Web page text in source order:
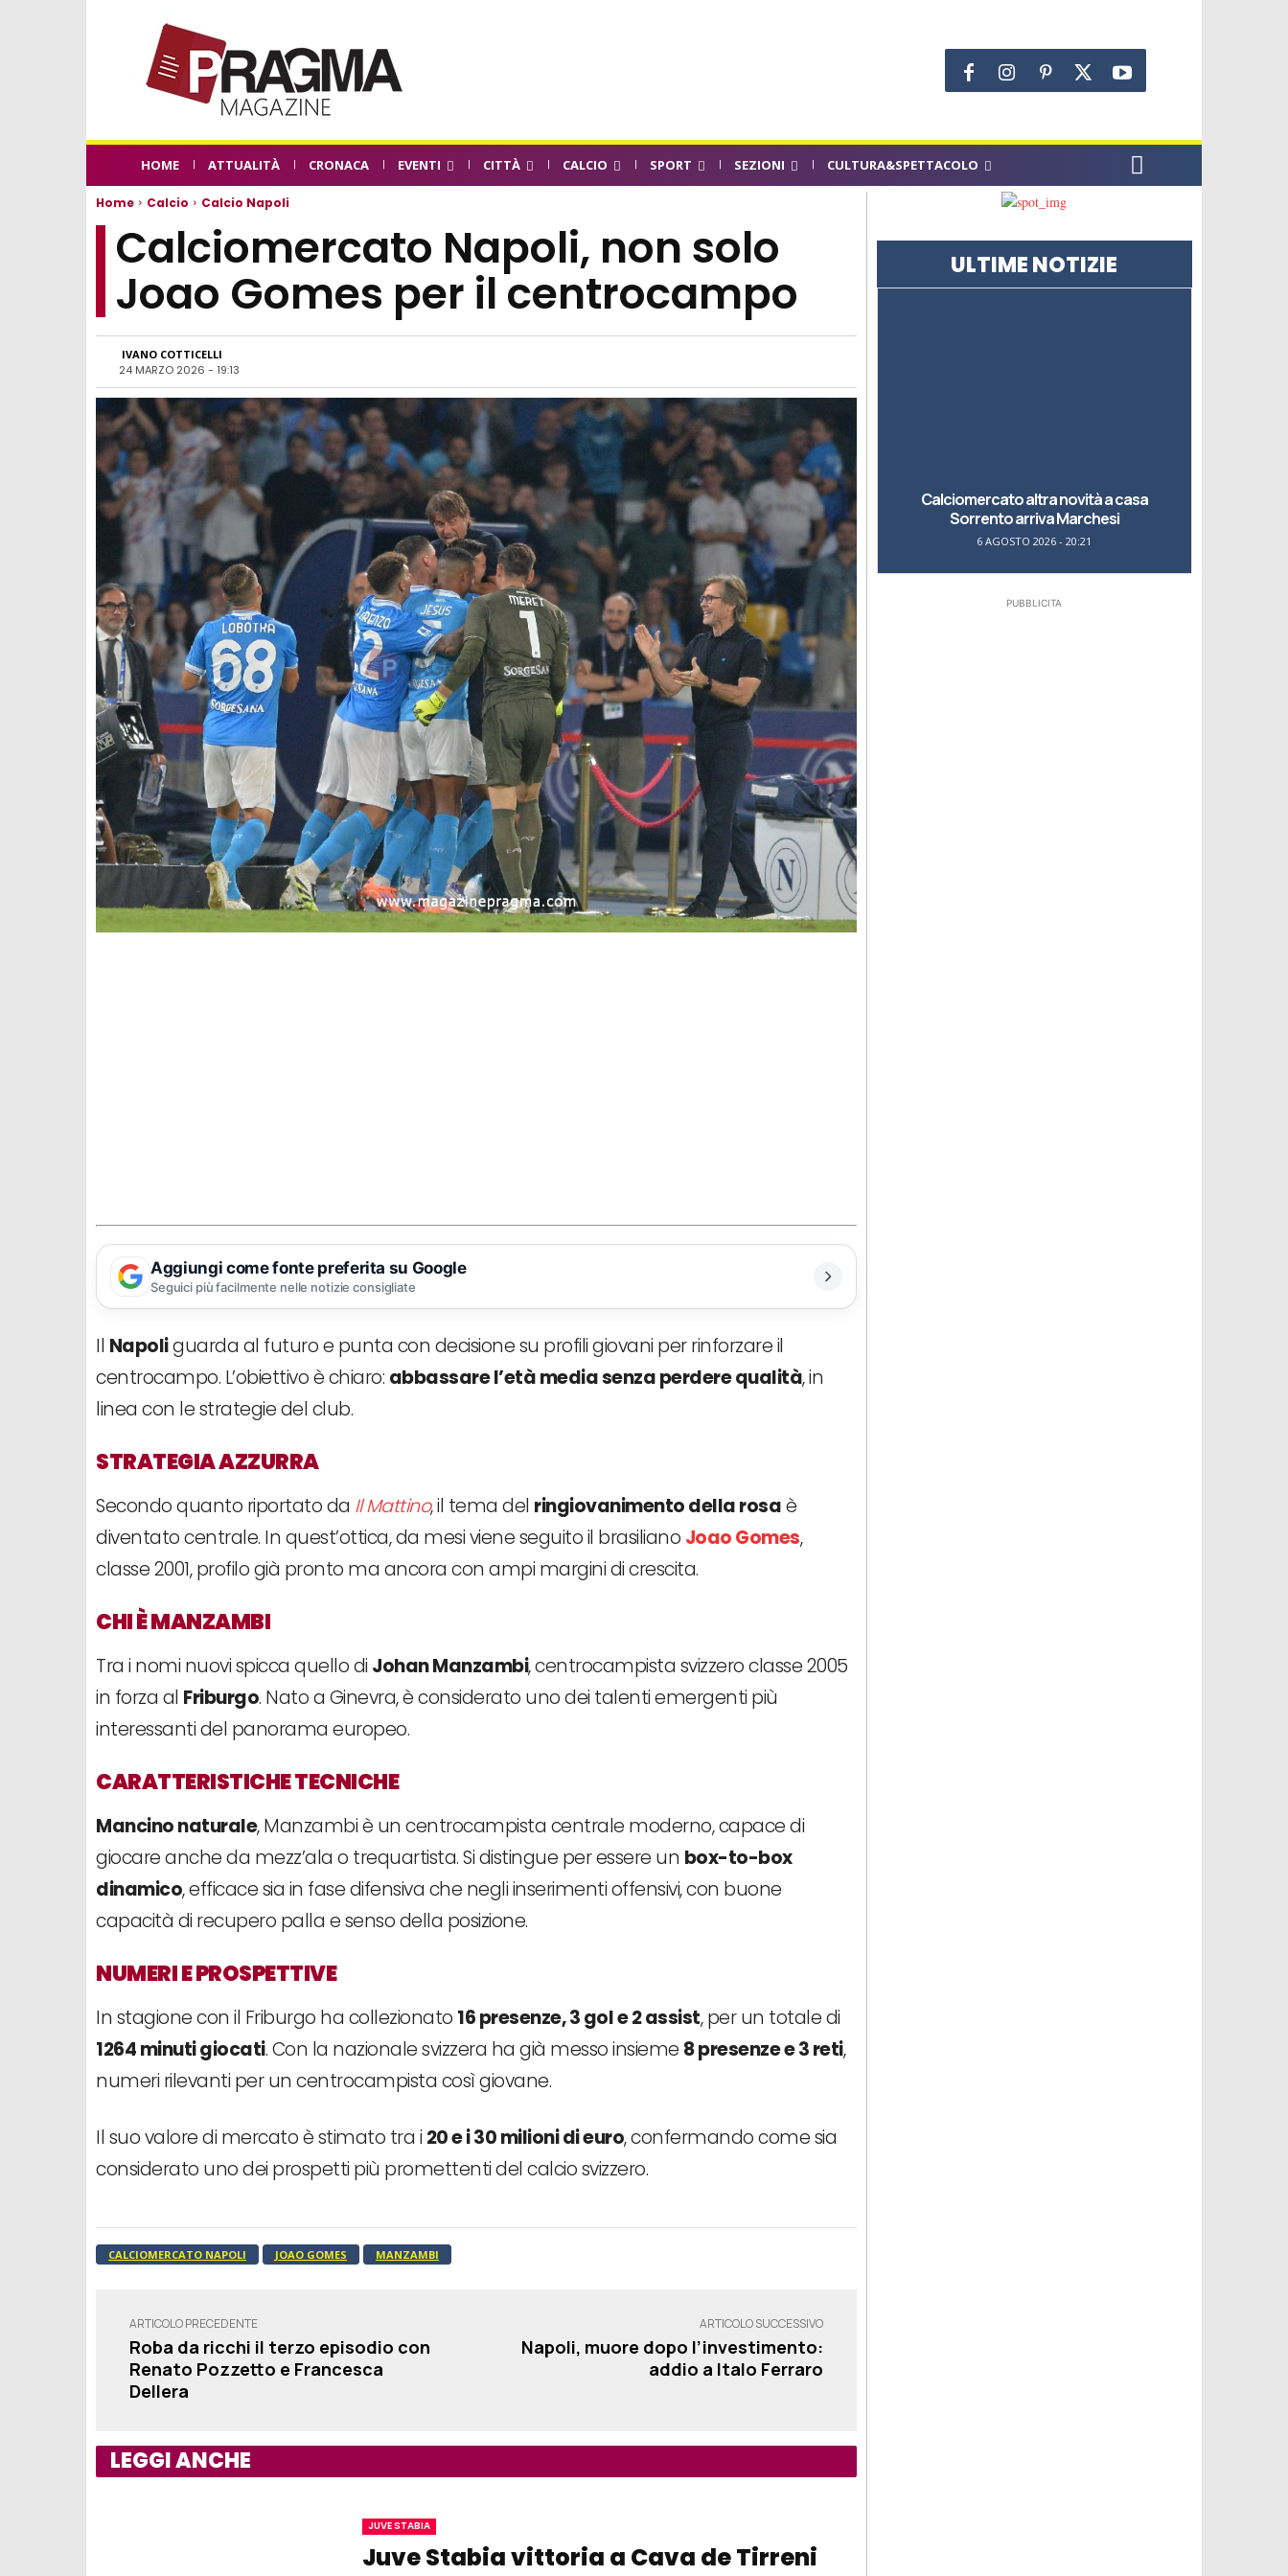
HOME ATTUALITÀ CRONACA EVENTI CITTÀ CALCIO SPORT SEZIONI CULTURA&SPETTACOLO
Home Calcio Calcio Napoli
Calciomercato Napoli, non solo
Joao Gomes per il centrocampo
IVANO COTTICELLI
24 MARZO 2026 - 19:13
Aggiungi come fonte preferita su Google
Seguici più facilmente nelle notizie consigliate
Il Napoliguarda al futuro e punta con decisione su profili giovani per rinforzare il
centrocampo. L’obiettivo è chiaro: abbassare l’età media senza perdere qualità, in
linea con le strategie del club.
STRATEGIA AZZURRA
Secondo quanto riportato da Il Mattino, il tema del ringiovanimento della rosaè
diventato centrale. In quest’ottica, da mesi viene seguito il brasiliano Joao Gomes,
classe 2001, profilo già pronto ma ancora con ampi margini di crescita.
CHI È MANZAMBI
Tra i nomi nuovi spicca quello di Johan Manzambi, centrocampista svizzero classe 2005
in forza al Friburgo. Nato a Ginevra, è considerato uno dei talenti emergenti più
interessanti del panorama europeo.
CARATTERISTICHE TECNICHE
Mancino naturale, Manzambi è un centrocampista centrale moderno, capace di
giocare anche da mezz’ala o trequartista. Si distingue per essere un box-to-box
dinamico, efficace sia in fase difensiva che negli inserimenti offensivi, con buone
capacità di recupero palla e senso della posizione.
NUMERI E PROSPETTIVE
In stagione con il Friburgo ha collezionato 16 presenze, 3 gol e 2 assist, per un totale di
1264 minuti giocati. Con la nazionale svizzera ha già messo insieme 8 presenze e 3 reti,
numeri rilevanti per un centrocampista così giovane.
Il suo valore di mercato è stimato tra i 20 e i 30 milioni di euro, confermando come sia
considerato uno dei prospetti più promettenti del calcio svizzero.
CALCIOMERCATO NAPOLI JOAO GOMES MANZAMBI
ARTICOLO PRECEDENTE
Roba da ricchi il terzo episodio con
Renato Pozzetto e Francesca
Dellera
ARTICOLO SUCCESSIVO
Napoli, muore dopo l’investimento:
addio a Italo Ferraro
LEGGI ANCHE
JUVE STABIA
Juve Stabia vittoria a Cava de Tirreni
ULTIME NOTIZIE
Calciomercato altra novità a casa
Sorrento arriva Marchesi
6 AGOSTO 2026 - 20:21
PUBBLICITA